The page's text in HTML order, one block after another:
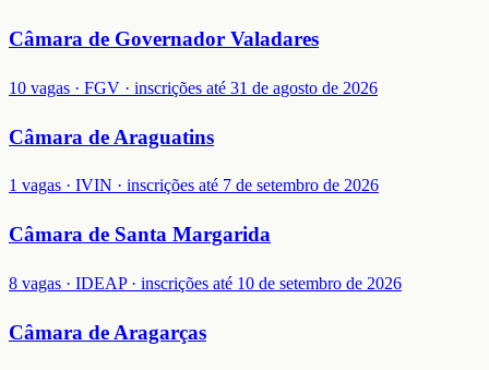
Câmara de Governador Valadares
10 vagas · FGV · inscrições até 31 de agosto de 2026
Câmara de Araguatins
1 vagas · IVIN · inscrições até 7 de setembro de 2026
Câmara de Santa Margarida
8 vagas · IDEAP · inscrições até 10 de setembro de 2026
Câmara de Aragarças